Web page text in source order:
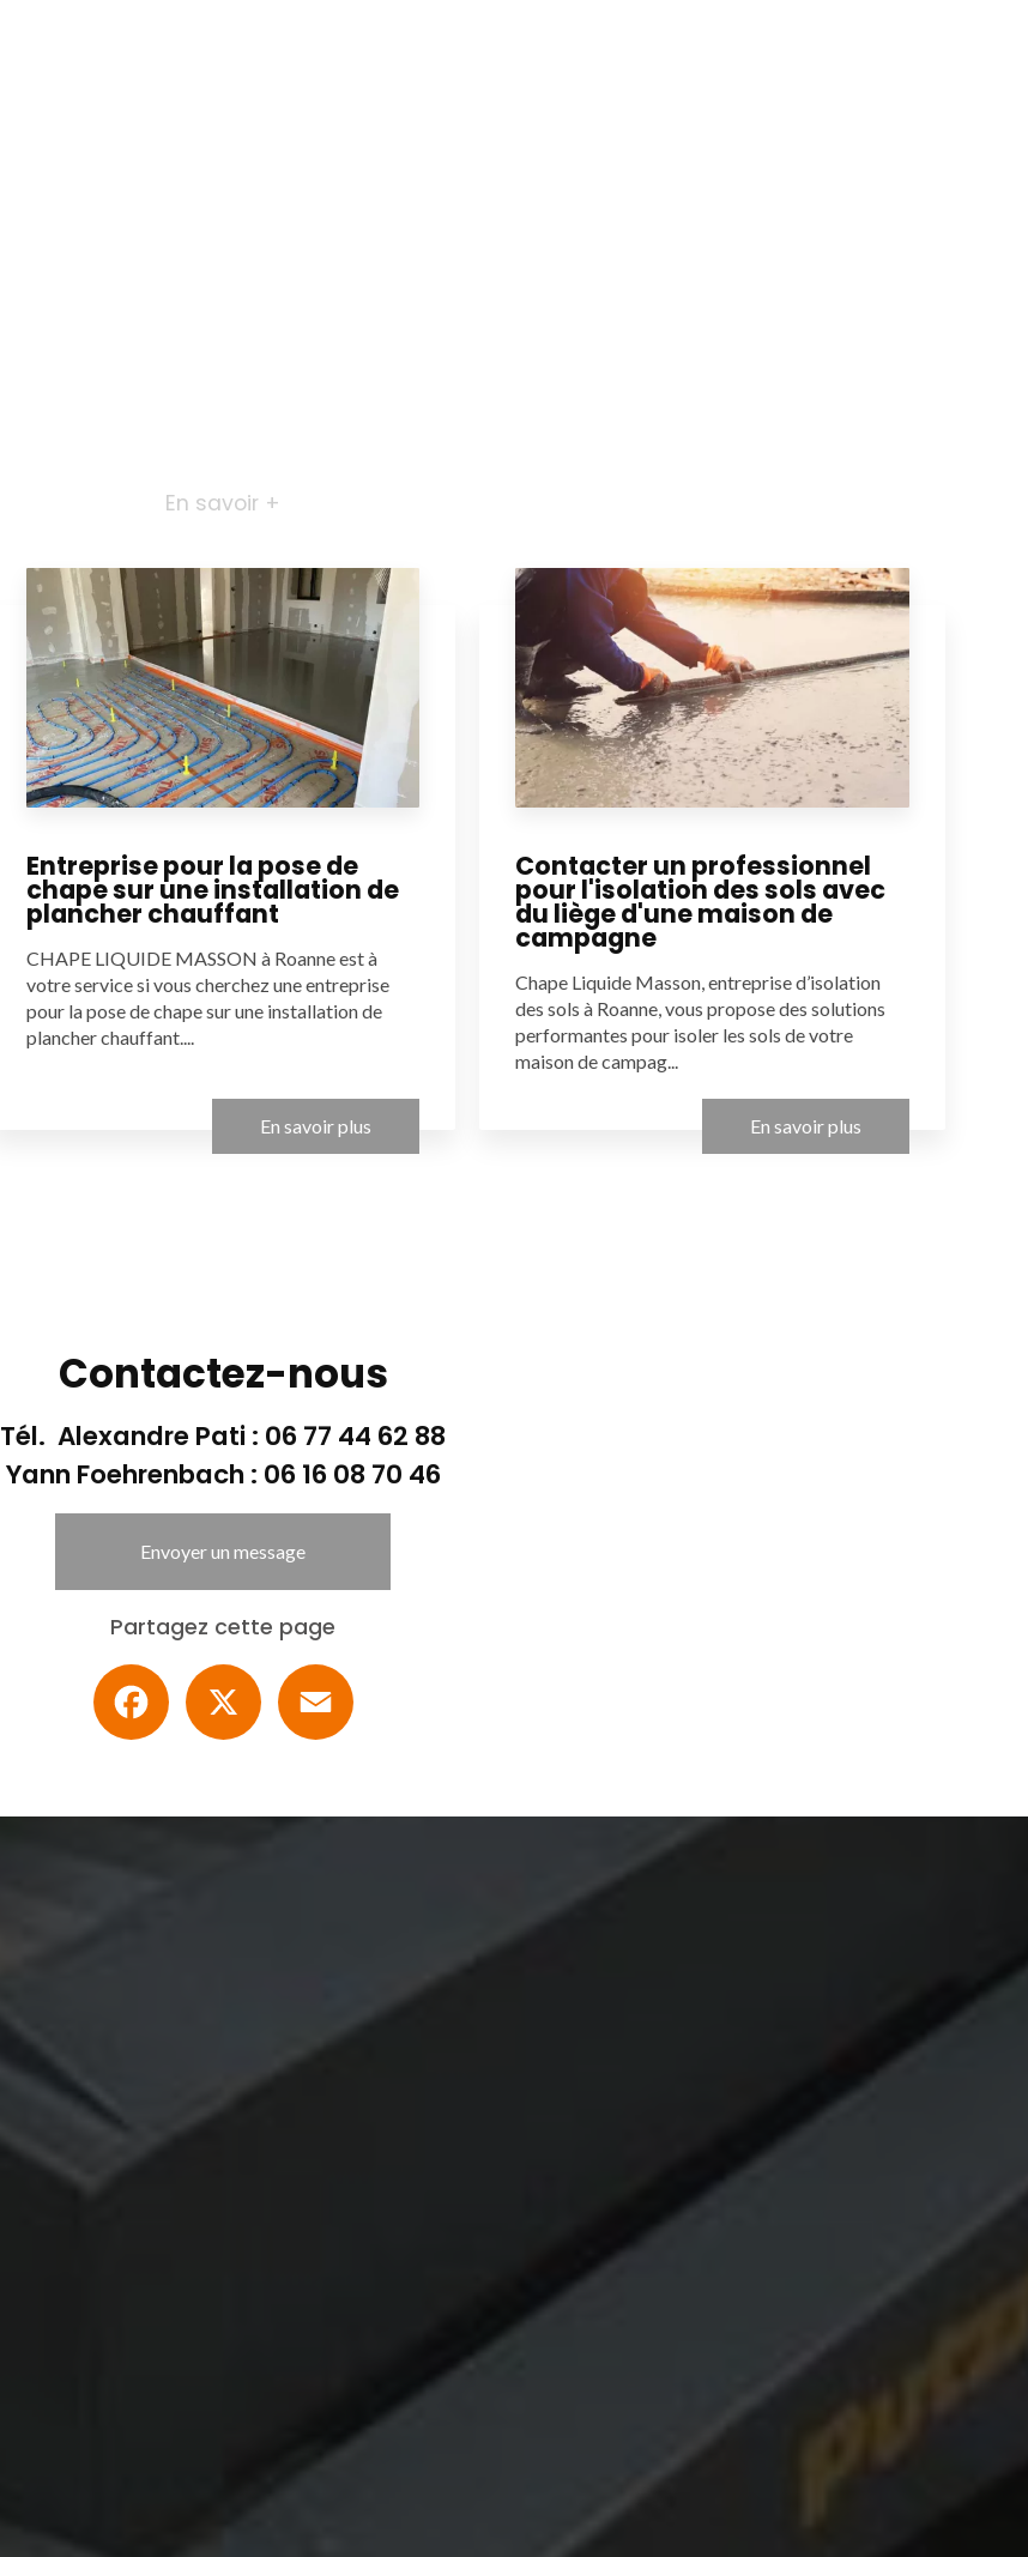
En savoir +
Entreprise pour la pose de
chape sur une installation de
plancher chauffant
CHAPE LIQUIDE MASSON à Roanne est à
votre service si vous cherchez une entreprise
pour la pose de chape sur une installation de
plancher chauffant....
En savoir plus
Contacter un professionnel
pour l'isolation des sols avec
du liège d'une maison de
campagne
Chape Liquide Masson, entreprise d’isolation
des sols à Roanne, vous propose des solutions
performantes pour isoler les sols de votre
maison de campag...
En savoir plus
Contactez-nous
Tél. Alexandre Pati : 06 77 44 62 88
Yann Foehrenbach : 06 16 08 70 46
Envoyer un message
Partagez cette page
Facebook